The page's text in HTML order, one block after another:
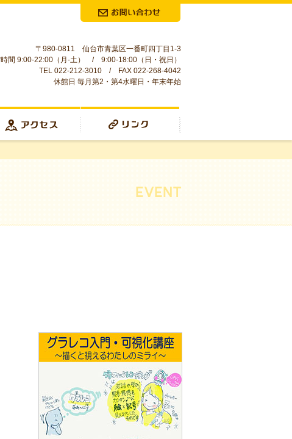
〒980-0811 仙台市青葉区一番町四丁目1-3
時間 9:00-22:00（月-土） / 9:00-18:00（日・祝日）
TEL 022-212-3010 / FAX 022-268-4042
休館日 毎月第2・第4水曜日・年末年始
ス リンク